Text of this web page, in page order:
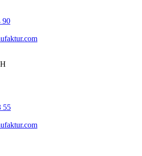
90
55